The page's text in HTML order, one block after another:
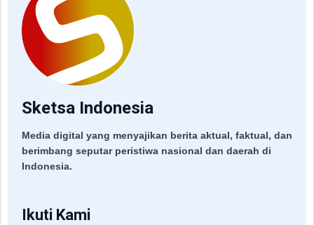
Sketsa Indonesia
Media digital yang menyajikan berita aktual, faktual, dan
berimbang seputar peristiwa nasional dan daerah di
Indonesia.
Ikuti Kami